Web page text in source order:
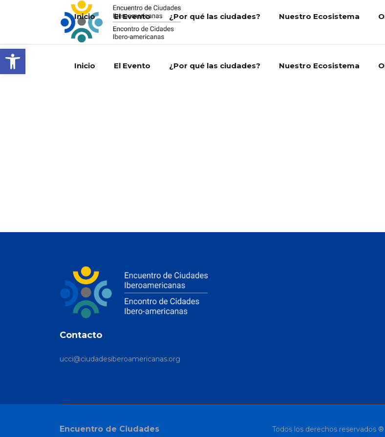
Inicio El Evento ¿Por qué las ciudades? Nuestro Ecosistema
Inicio El Evento ¿Por qué las ciudades? Nuestro Ecosistema
Contacto
ucci@ciudadesiberoamericanas.org
Encuentro de Ciudades
Todos los derechos reservados ®
Abrir barra de herramientas